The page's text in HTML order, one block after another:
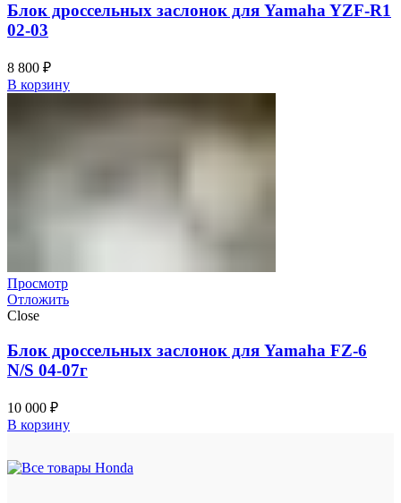
Блок дроссельных заслонок для Yamaha YZF-R1
02-03
8 800 ₽
В корзину
Просмотр
Отложить
Close
Блок дроссельных заслонок для Yamaha FZ-6
N/S 04-07г
10 000 ₽
В корзину